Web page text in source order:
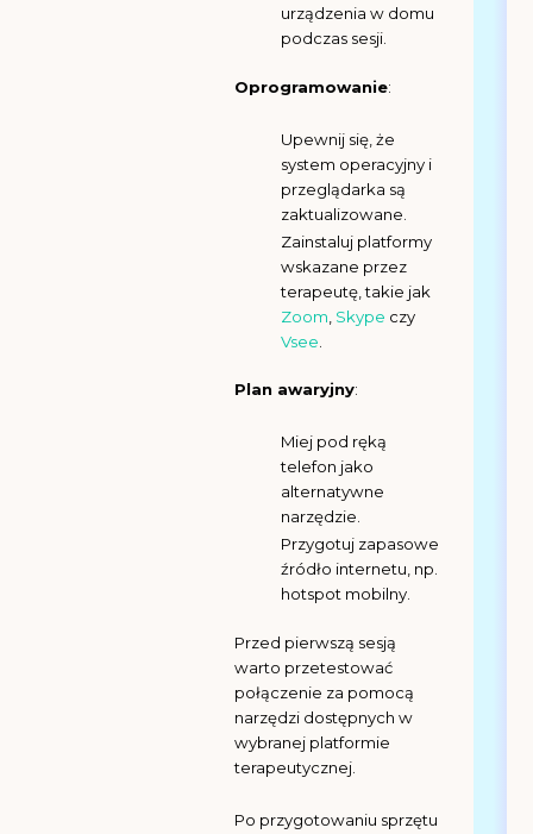
urządzenia w domu
podczas sesji.
Oprogramowanie:
Upewnij się, że
system operacyjny i
przeglądarka są
zaktualizowane.
Zainstaluj platformy
wskazane przez
terapeutę, takie jak
Zoom Skype czy
Vsee
Plan awaryjny:
Miej pod ręką
telefon jako
alternatywne
narzędzie.
Przygotuj zapasowe
źródło internetu, np.
hotspot mobilny.
Przed pierwszą sesją
warto przetestować
połączenie za pomocą
narzędzi dostępnych w
wybranej platformie
terapeutycznej.
Po przygotowaniu sprzętu